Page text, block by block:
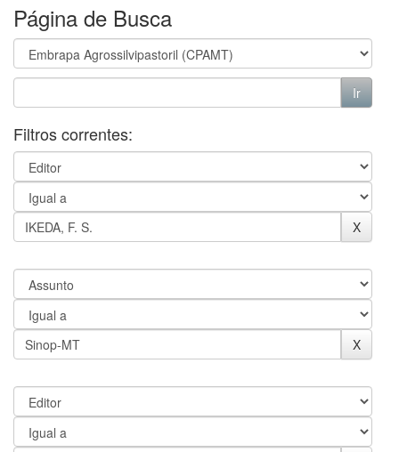
Página de Busca
Filtros correntes: